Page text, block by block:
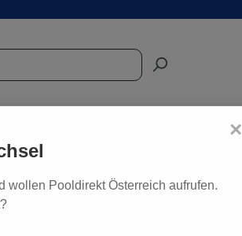
×
wollen Pooldirekt Österreich aufrufen.
PFLEGE-TIPPS